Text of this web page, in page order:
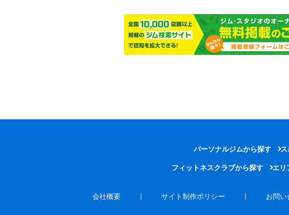
パーソナルジムから探す ス
フィットネスクラブから探す エリ
会社概要 サイト制作ポリシー お問い